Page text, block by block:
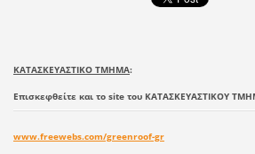
ΚΑΤΑΣΚΕΥΑΣΤΙΚΟ ΤΜΗΜΑ:
Επισκεφθείτε και το site του ΚΑΤΑΣΚΕΥΑΣΤΙΚΟΥ
www.freewebs.com/greenroof-gr